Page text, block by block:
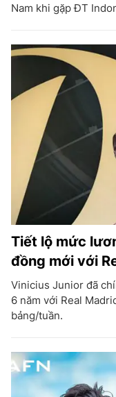
Nam khi gặp ĐT
Tiết lộ mức
đồng mới với
Vinicius Junior đã
6 năm với Real
bảng/tuần.